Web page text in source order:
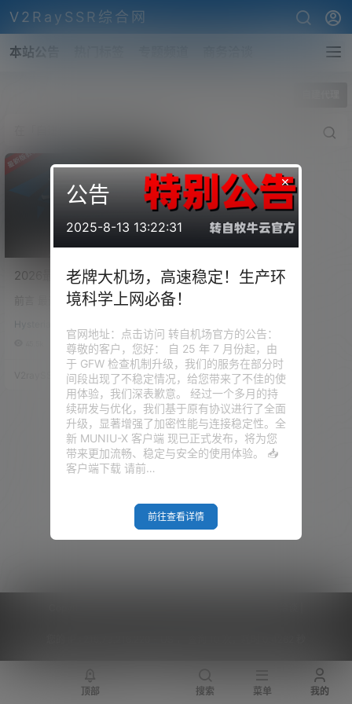
V2RaySSR综合网
本站公告
2026最新VPS自建节点搭建
教程！科学上网翻墙从零开
始，VPS线路详解！
VLESS+Reality，搬瓦工
CN2 GIA实测8K/奈飞4K，
V2RayN与Clash配置全流
程，小白保姆级教程！
前言 最近这段时间，很多小伙伴
槛和需求真的是越来越高了 以前
我们折腾节点，可能只是看看Yo
uTube，查查Google，偶尔下载
点东西，但现在有点不一样了，A
I、开发工具、各类海外服务，很
多时候都需要一个稳定的出口网
络。 在加上最近机场这边，也确
实没有以前那么稳，节点抽风、
订阅失效、晚高峰跑不动，这种
情况小伙伴们大概率都遇到了。
所以我一直觉得，如果你平时比
Hysteria搭建
0
V2raySSR综合网 5月9日
×
公告
2025-8-13 13:22:31
老牌大机场，高速稳定！生产环
境科学上网必备！
官网地址：点击访问 转自机场官方的公告：
尊敬的客户，您好： 自 25 年 7 月份起，由
于 GFW 检查机制升级，我们的服务在部分时
间段出现了不稳定情况，给您带来了不佳的使
用体验，我们深表歉意。 经过一个多月的持
续研发与优化，我们基于原有协议进行了全面
升级，显著增强了加密性能与连接稳定性。全
新 MUNIU-X 客户端 现已正式发布，将为您
带来更加流畅、稳定与安全的使用体验。 📥
客户端下载 请前…
前往查看详情
顶部 搜索 菜单 我的